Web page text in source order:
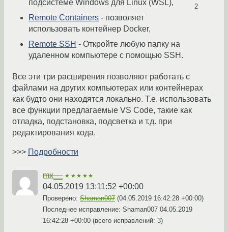
2
подсистеме Windows для Linux (WSL),
Remote Containers - позволяет
использовать контейнер Docker,
Remote SSH - Откройте любую папку на
удаленном компьютере с помощью SSH.
Все эти три расширения позволяют работать с
файлами на других компьютерах или контейнерах
как будто они находятся локально. Т.е. использовать
все функции предлагаемые VS Code, такие как
отладка, подстановка, подсветка и т.д. при
редактирования кода.
>>> Подробности
mx__ ★★★★★
04.05.2019 13:11:52 +00:00
Проверено: Shaman007 (04.05.2019 16:42:28 +00:00)
Последнее исправление: Shaman007 04.05.2019
16:42:28 +00:00 (всего исправлений: 3)